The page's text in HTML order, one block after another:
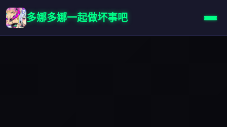
多娜多娜一起做坏事吧